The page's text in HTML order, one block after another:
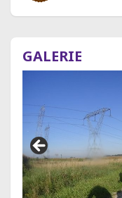
GALERIE